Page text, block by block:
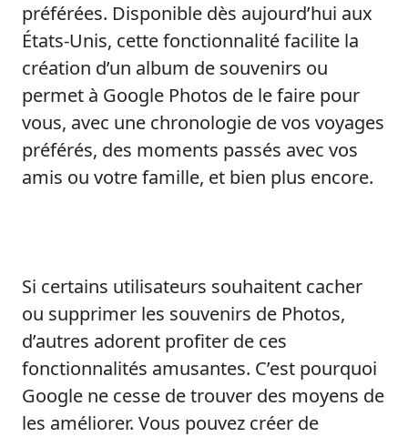
préférées. Disponible dès aujourd’hui aux
États-Unis, cette fonctionnalité facilite la
création d’un album de souvenirs ou
permet à Google Photos de le faire pour
vous, avec une chronologie de vos voyages
préférés, des moments passés avec vos
amis ou votre famille, et bien plus encore.
Si certains utilisateurs souhaitent cacher
ou supprimer les souvenirs de Photos,
d’autres adorent profiter de ces
fonctionnalités amusantes. C’est pourquoi
Google ne cesse de trouver des moyens de
les améliorer. Vous pouvez créer de